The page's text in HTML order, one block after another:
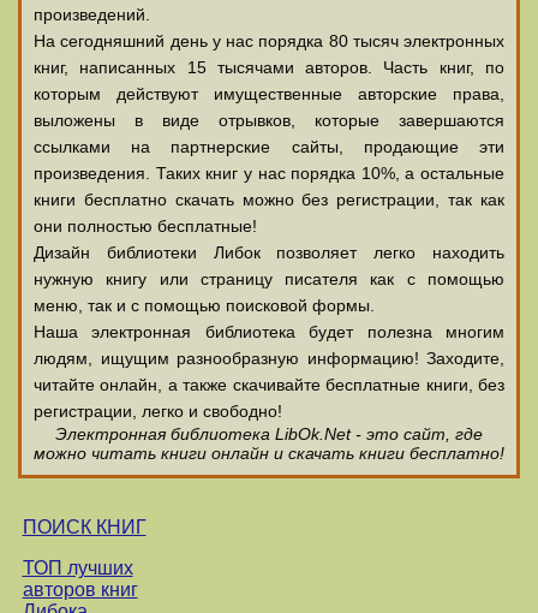
произведений.
На сегодняшний день у нас порядка 80 тысяч электронных
книг, написанных 15 тысячами авторов. Часть книг, по
которым действуют имущественные авторские права,
выложены в виде отрывков, которые завершаются
ссылками на партнерские сайты, продающие эти
произведения. Таких книг у нас порядка 10%, а остальные
книги бесплатно скачать можно без регистрации, так как
они полностью бесплатные!
Дизайн библиотеки Либок позволяет легко находить
нужную книгу или страницу писателя как с помощью
меню, так и с помощью поисковой формы.
Наша электронная библиотека будет полезна многим
людям, ищущим разнообразную информацию! Заходите,
читайте онлайн, а также скачивайте бесплатные книги, без
регистрации, легко и свободно!
Электронная библиотека LibOk.Net - это сайт, где
можно читать книги онлайн и скачать книги бесплатно!
ПОИСК КНИГ
ТОП лучших
авторов книг